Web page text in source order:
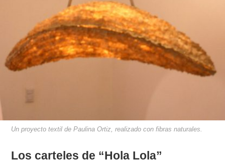
Un proyecto textil de Paulina Ortiz, realizado con fibras naturales.
Los carteles de “Hola Lola”